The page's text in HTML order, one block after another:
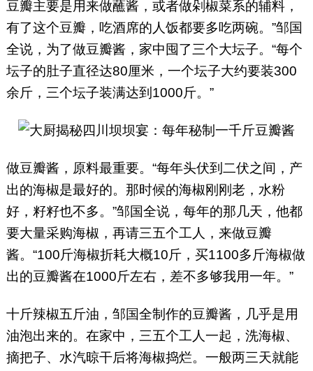
豆瓣主要是用来做蘸酱，或者做剁椒菜系的辅料，
有了这个豆瓣，吃酒席的人饭都要多吃两碗。”邹国
全说，为了做豆瓣酱，家中囤了三个大坛子。“每个
坛子的肚子直径达80厘米，一个坛子大约要装300
余斤，三个坛子装满达到1000斤。”
做豆瓣酱，原料最重要。“每年头伏到二伏之间，产
出的海椒是最好的。那时候的海椒刚刚老，水粉
好，籽籽也不多。”邹国全说，每年的那几天，他都
要大量采购海椒，再请三五个工人，来做豆瓣
酱。“100斤海椒折耗大概10斤，买1100多斤海椒做
出的豆瓣酱在1000斤左右，差不多够我用一年。”
十斤辣椒五斤油，邹国全制作的豆瓣酱，几乎是用
油泡出来的。在家中，三五个工人一起，洗海椒、
摘把子、水汽晾干后将海椒捣烂。一般两三天就能